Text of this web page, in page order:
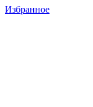
Избранное